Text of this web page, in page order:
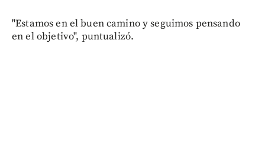
"Estamos en el buen camino y seguimos pensando
en el objetivo", puntualizó.